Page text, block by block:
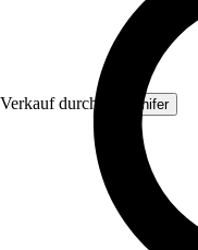
Verkauf durch: Organifer